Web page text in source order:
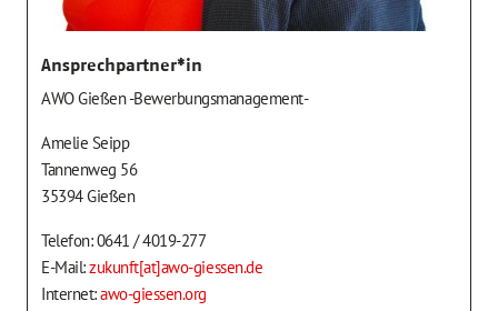
Ansprechpartner*in
AWO Gießen -Bewerbungsmanagement-
Amelie Seipp
Tannenweg 56
35394 Gießen
Telefon: 0641 / 4019-277
E-Mail:zukunft[at]awo-giessen.de
Internet:awo-giessen.org